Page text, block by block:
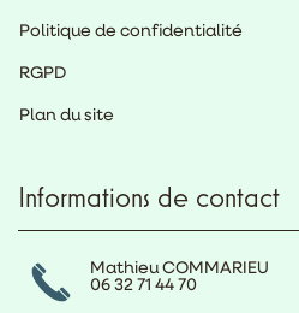
Politique de confidentialité
RGPD
Plan du site
Informations de contact
Mathieu COMMARIEU
06 32 71 44 70